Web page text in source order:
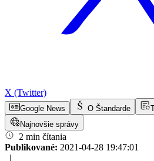
X (Twitter)
Google News O Štandarde
Najnovšie správy
2 min čítania
Publikované: 2021-04-28 19:47:01
|